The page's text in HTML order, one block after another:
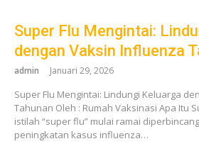
Super Flu Mengintai:
dengan Vaksin Influenza
admin Januari 29, 2026
Super Flu Mengintai: Lindungi Keluarga
Tahunan Oleh : Rumah Vaksinasi Apa Itu
istilah “super flu” mulai ramai
peningkatan kasus influenza…